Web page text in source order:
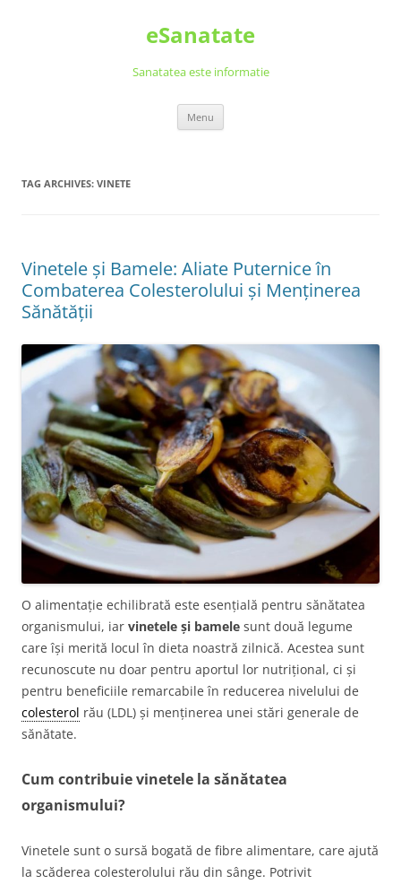
eSanatate
Sanatatea este informatie
Menu
TAG ARCHIVES: VINETE
Vinetele și Bamele: Aliate Puternice în
Combaterea Colesterolului și Menținerea
Sănătății
O alimentație echilibrată este esențială pentru sănătatea
organismului, iar vinetele și bamele sunt două legume
care își merită locul în dieta noastră zilnică. Acestea sunt
recunoscute nu doar pentru aportul lor nutrițional, ci și
pentru beneficiile remarcabile în reducerea nivelului de
colesterol rău (LDL) și menținerea unei stări generale de
sănătate.
Cum contribuie vinetele la sănătatea
organismului?
Vinetele sunt o sursă bogată de fibre alimentare, care ajută
la scăderea colesterolului rău din sânge. Potrivit